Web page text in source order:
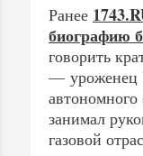
Ранее
биографию
говорить
— уроженец
занимал
газовой